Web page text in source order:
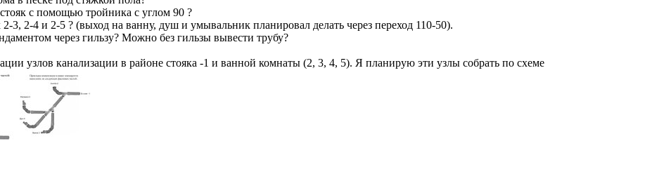
с помощью тройника с углом 90 ?
3, 2-4 и 2-5 ? (выход на ванну, душ и умывальник планировал делать через переход 110-50).
через гильзу? Можно без гильзы вывести трубу?
узлов канализации в районе стояка -1 и ванной комнаты (2, 3, 4, 5). Я планирую эти узлы собрать по схеме